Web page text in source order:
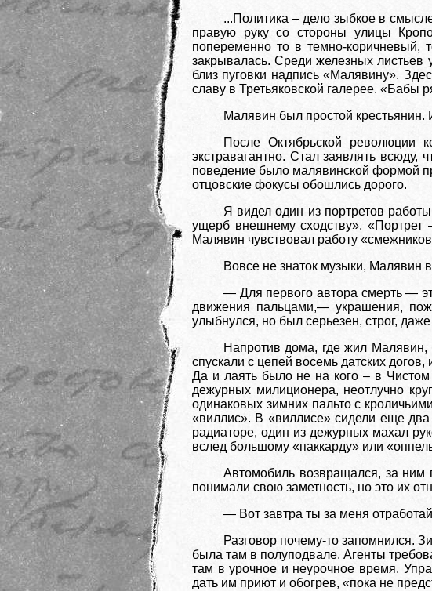
...Политика – дело зыбкое в
правую руку со стороны улицы
попеременно то в темно-коричневый,
закрывалась. Среди железных листьев
близ пуговки надпись «Малявину».
славу в Третьяковской галерее. «Бабы
Малявин был простой крестьянин.
После Октябрьской революции
экстравагантно. Стал заявлять
поведение было малявинской формой
отцовские фокусы обошлись дорого.
Я видел один из портретов
ущерб внешнему сходству».
Малявин чувствовал работу
Вовсе не знаток музыки,
— Для первого автора смерть —
движения пальцами,— украшения,
улыбнулся, но был серьезен, строг,
Напротив дома, где жил Малявин,
спускали с цепей восемь датских
Да и лаять было не на кого – в
дежурных милиционера, неотлучно
одинаковых зимних пальто с
«виллис». В «виллисе» сидели еще
радиаторе, один из дежурных махал
вслед большому «паккарду» или
Автомобиль возвращался, за ним
понимали свою заметность, но это их
— Вот завтра ты за меня
Разговор почему-то запомнился.
была там в полуподвале. Агенты
там в урочное и неурочное время.
дать им приют и обогрев, «пока не